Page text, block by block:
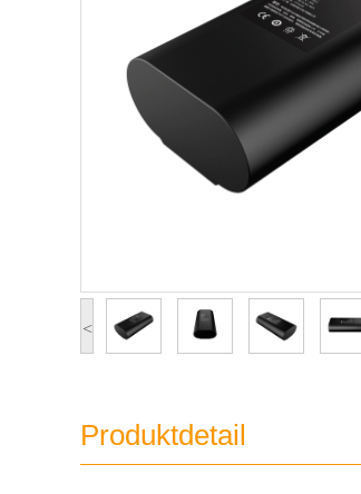
<
Produktdetail